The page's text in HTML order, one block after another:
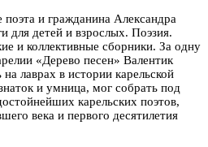
и гражданина Александра
для детей и взрослых. Поэзия.
и коллективные сборники. За одну
«Дерево песен» Валентик
лаврах в истории карельской
и умница, мог собрать под
карельских поэтов,
века и первого десятилетия